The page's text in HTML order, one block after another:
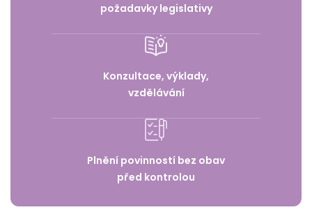
požadavky legislativy
Konzultace, výklady,
vzdělávání
Plnění povinností bez obav
před kontrolou